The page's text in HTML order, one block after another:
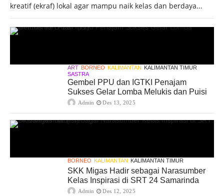
kreatif (ekraf) lokal agar mampu naik kelas dan berdaya...
ART BORNEO KALIMANTAN KALIMANTAN TIMUR
SASTRA
Gembel PPU dan IGTKI Penajam
Sukses Gelar Lomba Melukis dan Puisi
Admin Des 13, 2025
BORNEO KALIMANTAN KALIMANTAN TIMUR
SKK Migas Hadir sebagai Narasumber
Kelas Inspirasi di SRT 24 Samarinda
Admin Des 12, 2025